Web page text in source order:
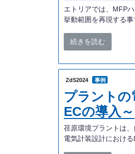
エトリアでは、MFP
挙動範囲を再現する
続きを読む
ZdS2024 事例
プラントの
ECの導入～
荏原環境プラントは
電気計装設計におけ